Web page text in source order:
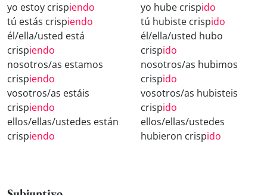
yo estoy crispiendo
tú estás crispiendo
él/ella/usted está
crispiendo
nosotros/as estamos
crispiendo
vosotros/as estáis
crispiendo
ellos/ellas/ustedes están
crispiendo
yo hube crispido
tú hubiste crispido
él/ella/usted hubo
crispido
nosotros/as hubimos
crispido
vosotros/as hubisteis
crispido
ellos/ellas/ustedes
hubieron crispido